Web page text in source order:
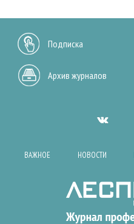
Подписка
Архив журналов
ВАЖНОЕ НОВОСТИ